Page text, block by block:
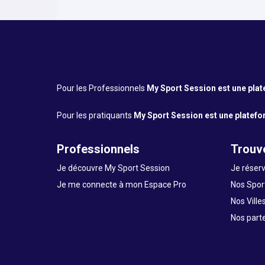
Pour les Professionnels My Sport Session est une
Pour les pratiquants My Sport Session est une
Professionnels
Je découvre My Sport Session
Je me connecte à mon Espace Pro
Je
Nos
Nos Villes
Nos